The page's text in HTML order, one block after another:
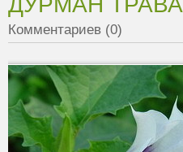
Комментариев (0)